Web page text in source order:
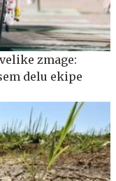
zmage:
delu ekipe